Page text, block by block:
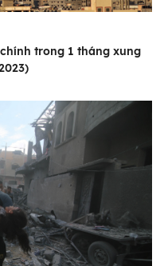
trong 1 tháng xung